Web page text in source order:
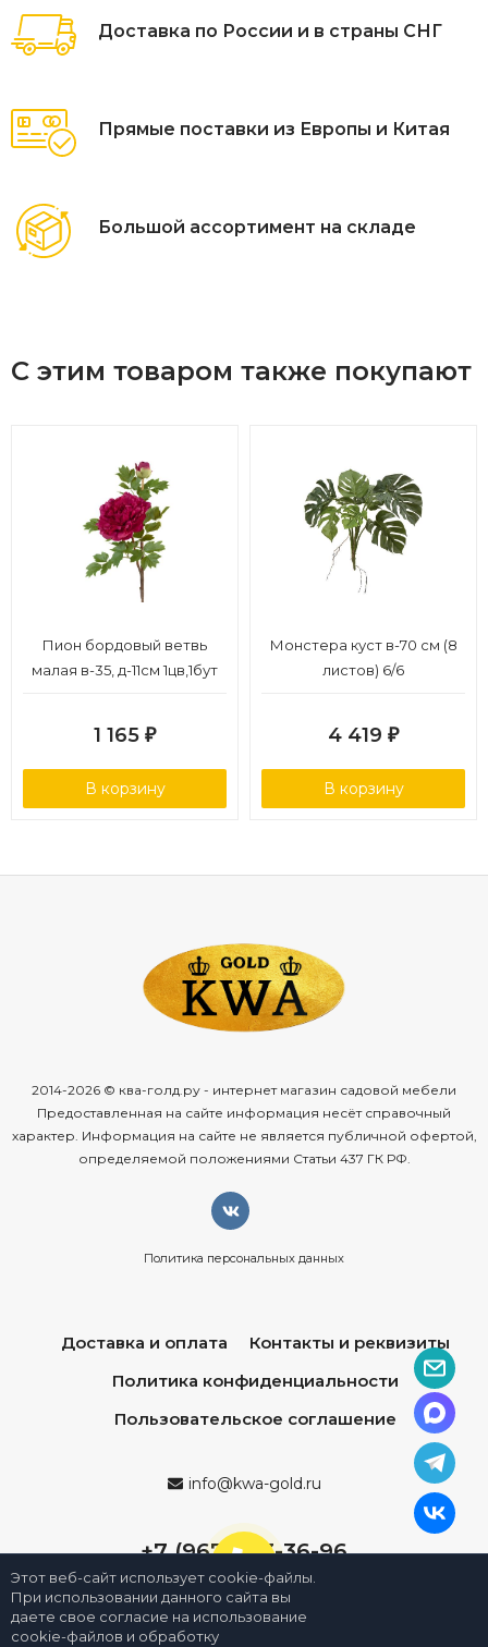
Доставка по России и в страны СНГ
Прямые поставки из Европы и Китая
Большой ассортимент на складе
С этим товаром также покупают
Пион бордовый ветвь
малая в-35, д-11см 1цв,1бут
1 165 ₽
В корзину
Монстера куст в-70 см (8
листов) 6/6
4 419 ₽
В корзину
2014-2026 © ква-голд.ру - интернет магазин садовой мебели
Предоставленная на сайте информация несёт справочный
характер. Информация на сайте не является публичной офертой,
определяемой положениями Статьи 437 ГК РФ.
Политика персональных данных
Доставка и оплата
Контакты и реквизиты
Политика конфиденциальности
Пользовательское соглашение
info@kwa-gold.ru
+7 (967) 013-36-96
Этот веб-сайт использует cookie-файлы.
При использовании данного сайта вы
даете свое согласие на использование
cookie-файлов и обработку